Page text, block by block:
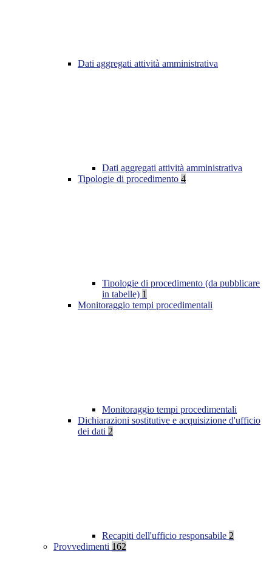
Dati aggregati attività amministrativa
Dati aggregati attività amministrativa
Tipologie di procedimento 4
Tipologie di procedimento (da pubblicare
in tabelle) 1
Monitoraggio tempi procedimentali
Monitoraggio tempi procedimentali
Dichiarazioni sostitutive e acquisizione d'ufficio
dei dati 2
Recapiti dell'ufficio responsabile 2
Provvedimenti 162